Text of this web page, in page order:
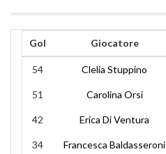
Gol Giocatore
54 Clelia Stuppino
51 Carolina Orsi
42 Erica Di Ventura
34 Francesca Baldasseroni